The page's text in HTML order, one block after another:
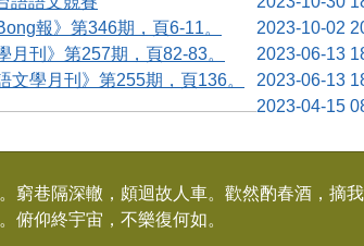
2023-10-02
報》第346期，頁6-11。
2023-06-13
刊》第257期，頁82-83。
2023-06-13
學月刊》第255期，頁136。
2023-04-15
巷隔深轍，頗迴故人車。歡然酌春酒，摘
俯仰終宇宙，不樂復何如。